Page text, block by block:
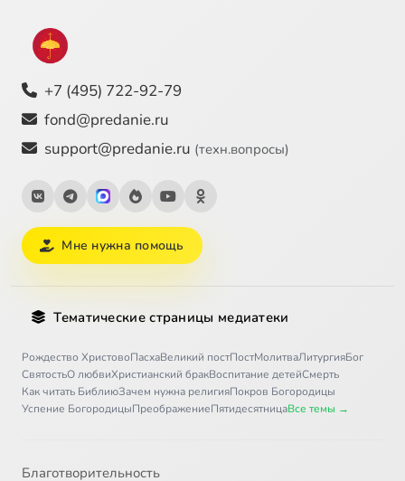
+7 (495) 722-92-79
fond@predanie.ru
support@predanie.ru (техн.вопросы)
Мне нужна помощь
Тематические страницы медиатеки
Рождество ХристовоПасхаВеликий постПостМолитваЛитургияБог
СвятостьО любвиХристианский бракВоспитание детейСмерть
Как читать БиблиюЗачем нужна религияПокров Богородицы
Успение БогородицыПреображениеПятидесятницаВсе темы →
Благотворительность